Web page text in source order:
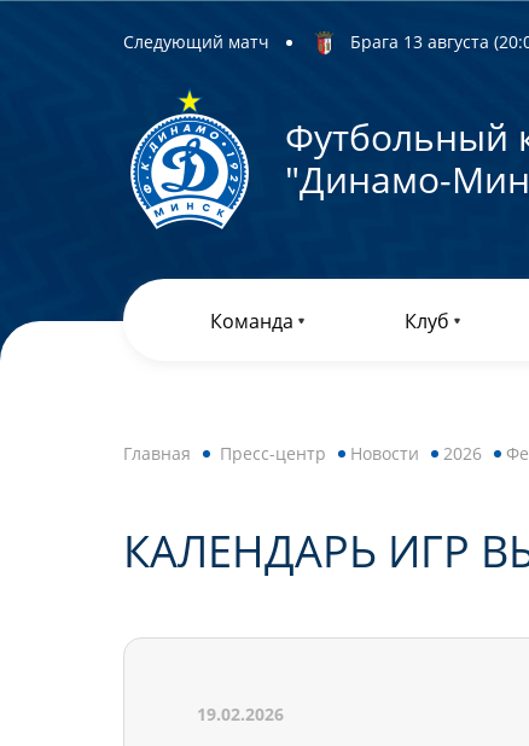
Следующий матч Брага 13 августа
Футбольный
"Динамо-
Команда Клуб
Главная Пресс-центр Новости 2026
КАЛЕНДАРЬ ИГР
19.02.2026